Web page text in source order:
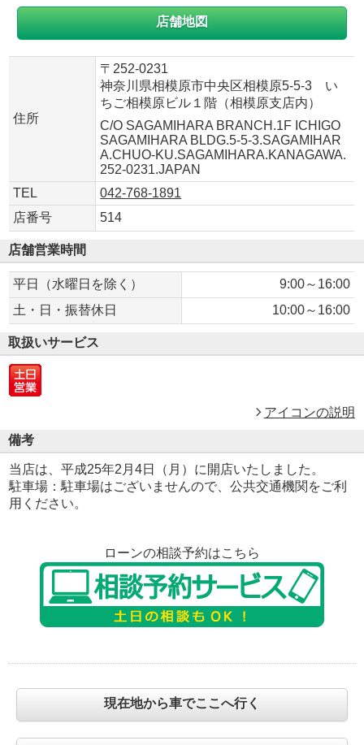
店舗地図
住所
〒252-0231
神奈川県相模原市中央区相模原5-5-3 い
ちご相模原ビル１階（相模原支店内）
C/O SAGAMIHARA BRANCH.1F ICHIGO
SAGAMIHARA BLDG.5-5-3.SAGAMIHAR
A.CHUO-KU.SAGAMIHARA.KANAGAWA.
252-0231.JAPAN
TEL
042-768-1891
店番号
514
店舗営業時間
平日（水曜日を除く）
9:00～16:00
土・日・振替休日
10:00～16:00
取扱いサービス
アイコンの説明
備考
当店は、平成25年2月4日（月）に開店いたしました。
駐車場：駐車場はございませんので、公共交通機関をご利
用ください。
ローンの相談予約はこちら
現在地から車でここへ行く